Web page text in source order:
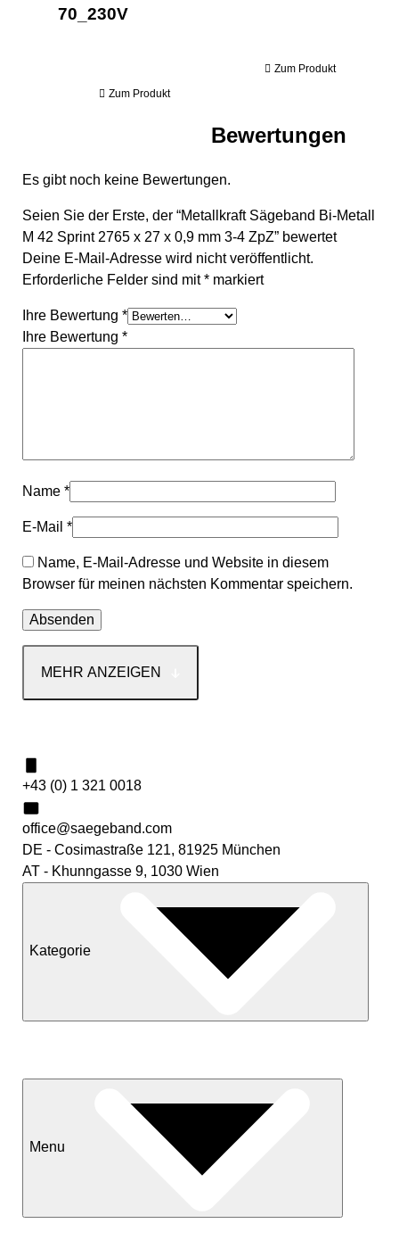
70_230V
Zum Produkt
Zum Produkt
Bewertungen
Es gibt noch keine Bewertungen.
Seien Sie der Erste, der “Metallkraft Sägeband Bi-Metall
M 42 Sprint 2765 x 27 x 0,9 mm 3-4 ZpZ” bewertet
Deine E-Mail-Adresse wird nicht veröffentlicht.
Erforderliche Felder sind mit* markiert
Ihre Bewertung *
Ihre Bewertung *
Name *
E-Mail *
Name, E-Mail-Adresse und Website in diesem
Browser für meinen nächsten Kommentar speichern.
MEHR ANZEIGEN
+43 (0) 1 321 0018
office@saegeband.com
DE - Cosimastraße 121, 81925 München
AT - Khunngasse 9, 1030 Wien
Kategorie
Menu